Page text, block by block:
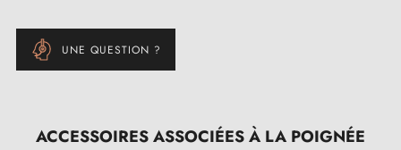
UNE QUESTION ?
ACCESSOIRES ASSOCIÉES À LA POIGNÉE